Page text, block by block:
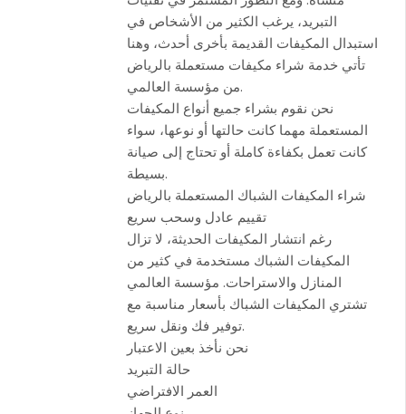
التبريد، يرغب الكثير من الأشخاص في
استبدال المكيفات القديمة بأخرى أحدث، وهنا
تأتي خدمة شراء مكيفات مستعملة بالرياض
من مؤسسة العالمي.
نحن نقوم بشراء جميع أنواع المكيفات
المستعملة مهما كانت حالتها أو نوعها، سواء
كانت تعمل بكفاءة كاملة أو تحتاج إلى صيانة
بسيطة.
شراء المكيفات الشباك المستعملة بالرياض
تقييم عادل وسحب سريع
رغم انتشار المكيفات الحديثة، لا تزال
المكيفات الشباك مستخدمة في كثير من
المنازل والاستراحات. مؤسسة العالمي
تشتري المكيفات الشباك بأسعار مناسبة مع
توفير فك ونقل سريع.
نحن نأخذ بعين الاعتبار
حالة التبريد
العمر الافتراضي